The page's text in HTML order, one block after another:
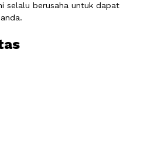
selalu berusaha untuk dapat